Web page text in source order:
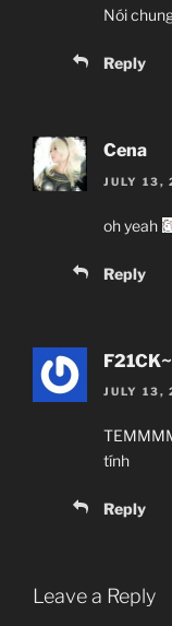
Nói
Reply
Cena
JULY 13,
oh yeah
Reply
JULY 13,
tính
Reply
Leave a Reply